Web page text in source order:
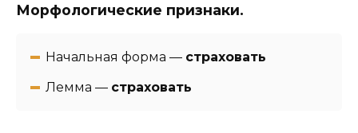
Морфологические признаки.
Начальная форма — страховать
Лемма — страховать